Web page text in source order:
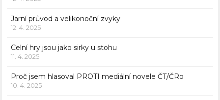
Jarní průvod a velikonoční zvyky
12. 4. 2025
Celní hry jsou jako sirky u stohu
11. 4. 2025
Proč jsem hlasoval PROTI mediální novele ČT/ČRo
10. 4. 2025